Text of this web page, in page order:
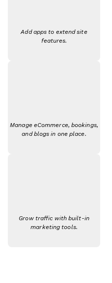
Add apps to extend site
features.
Manage eCommerce, bookings,
and blogs in one place.
Grow traffic with built-in
marketing tools.